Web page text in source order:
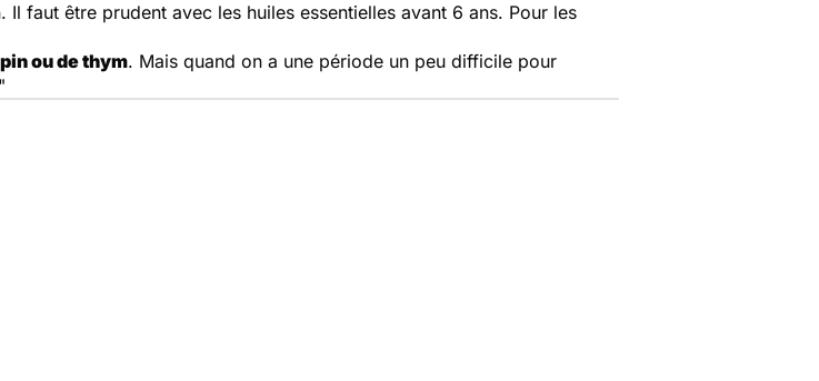
faut être prudent avec les huiles essentielles avant 6 ans. Pour les
ou de thym. Mais quand on a une période un peu difficile pour